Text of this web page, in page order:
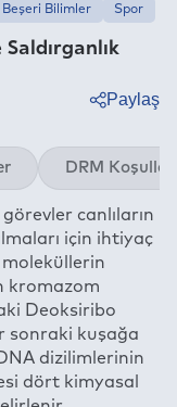
Beşeri Bilimler Spor
Paylaş
Twitter
Linkedin
Whatsapp
E-mail
DRM Koşulları
canlıların
için ihtiyaç
kromazom
Deoksiribo
sonraki kuşağa
dizilimlerinin
dört kimyasal